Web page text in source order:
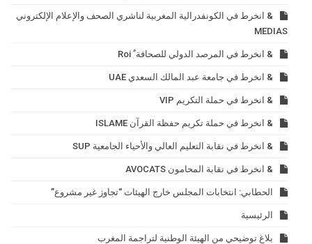
& انخرط في الكونفدرالية المغربية لناشري الصحف والإعلام الإلكتروني
MEDIAS
& انخرط في المرصد الدولي للصحافة ٌ Roi
& انخرط في جامعة عبد المالك السعدي UAE
& انخرط في حملة التكريم VIP
& انخرط في حملة تكريم حفظة القرآن ISLAME
& انخرط في نقابة التعليم العالي والأحياء الجامعية SUP
& انخرط في نقابة المحامون AVOCATS
الحطابي: انتخابات المجلس خارج الهيئات “تجاوز غير مشروع”
الرئيسية
بلاغ توضيحي من الهيئة الوطنية لتراجمة المغرب